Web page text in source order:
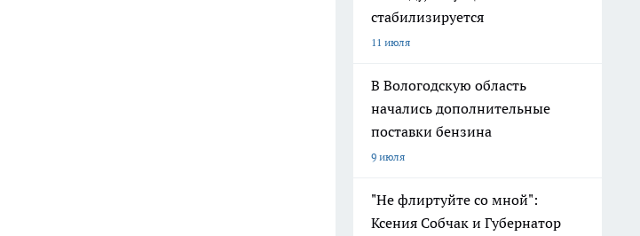
стабилизируется
11 июля
В Вологодскую область
начались дополнительные
поставки бензина
9 июля
"Не флиртуйте со мной":
Ксения Собчак и Губернатор